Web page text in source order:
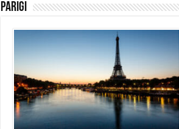
Parigi